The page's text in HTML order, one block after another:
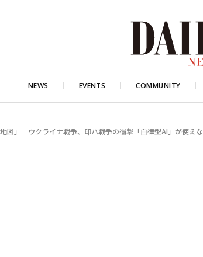
NEWS EVENTS COMMUNITY
図」 ウクライナ戦争、印パ戦争の衝撃「自律型AI」が使え